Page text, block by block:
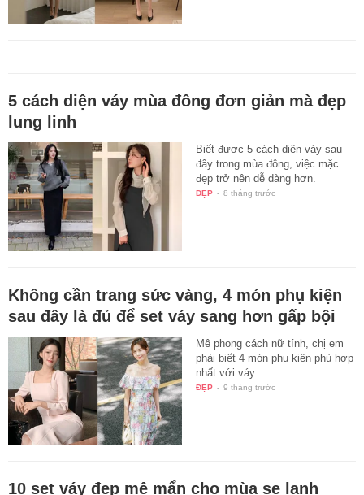
5 cách diện váy mùa đông đơn giản mà đẹp
lung linh
Biết được 5 cách diện váy sau
đây trong mùa đông, việc mặc
đẹp trở nên dễ dàng hơn.
ĐẸP - 8 tháng trước
Không cần trang sức vàng, 4 món phụ kiện
sau đây là đủ để set váy sang hơn gấp bội
Mê phong cách nữ tính, chị em
phải biết 4 món phụ kiện phù hợp
nhất với váy.
ĐẸP - 9 tháng trước
10 set váy đẹp mê mẩn cho mùa se lạnh